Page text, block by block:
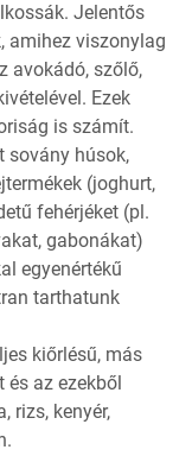
Jelentős
amihez viszonylag
avokádó, szőlő,
Ezek
is számít.
sovány húsok,
(joghurt,
fehérjéket (pl.
gabonákat)
egyenértékű
tarthatunk
kiőrlésű, más
és az ezekből
rizs, kenyér,